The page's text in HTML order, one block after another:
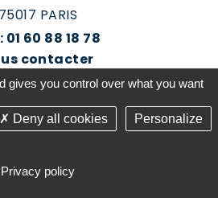
75017 PARIS
01 60 88 18 78
contacter
rendez-vous
gives you control over what you want
Deny all cookies Personalize
Privacy policy